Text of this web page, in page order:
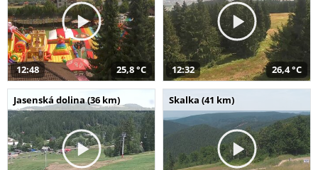
12:48 25,8 °C 12:32 26,4 °C
Jasenská dolina (36 km) Skalka (41 km)